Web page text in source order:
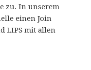
zu. In unserem
einen Join
LIPS mit allen